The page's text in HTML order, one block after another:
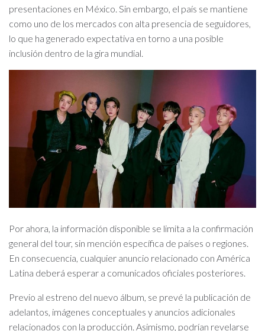
presentaciones en México. Sin embargo, el país se mantiene
como uno de los mercados con alta presencia de seguidores,
lo que ha generado expectativa en torno a una posible
inclusión dentro de la gira mundial.
Por ahora, la información disponible se limita a la confirmación
general del tour, sin mención específica de países o regiones.
En consecuencia, cualquier anuncio relacionado con América
Latina deberá esperar a comunicados oficiales posteriores.
Previo al estreno del nuevo álbum, se prevé la publicación de
adelantos, imágenes conceptuales y anuncios adicionales
relacionados con la producción. Asimismo, podrían revelarse